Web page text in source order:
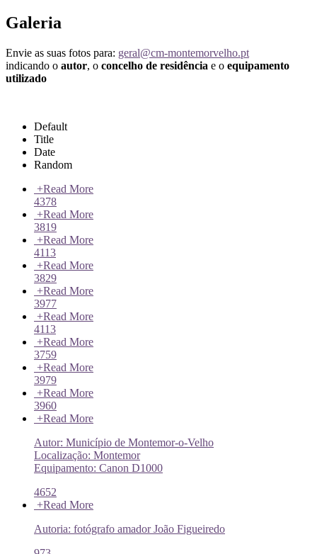
Galeria
Envie as suas fotos para: geral@cm-montemorvelho.pt
indicando o autor, o concelho de residência e o equipamento
utilizado
Default
Title
Date
Random
+Read More
4378
+Read More
3819
+Read More
4113
+Read More
3829
+Read More
3977
+Read More
4113
+Read More
3759
+Read More
3979
+Read More
3960
+Read More
Autor: Município de Montemor-o-Velho
Localização: Montemor
Equipamento: Canon D1000
4652
+Read More
Autoria: fotógrafo amador João Figueiredo